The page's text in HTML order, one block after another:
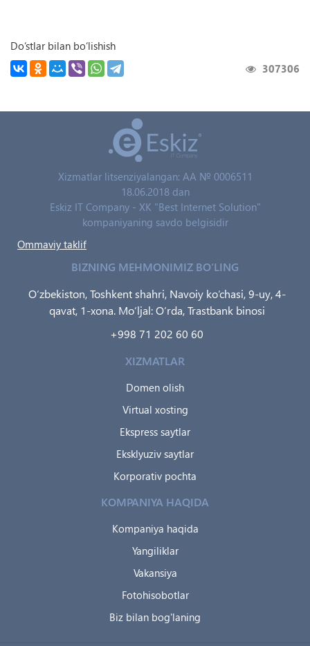
Do‘stlar bilan bo‘lishish
307306
Xizmatlar litsenziyalangan: AA № 0006511
18.06.2018 dan
Eskiz IT Company - XK "Best Internet Solution"
kompaniyaning savdo belgisidir
Ommaviy taklif
BIZNING MEHMONIMIZ BO‘LING
O‘zbekiston, Toshkent shahri, Navoiy ko‘chasi, 9-uy, 4-
qavat, 1-xona. Mo‘ljal: O‘rda, Trastbank binosi
+998 71 202 60 60
XIZMATLAR
Domen olish
Virtual xosting
Ekspress saytlar
Eksklyuziv saytlar
Korporativ pochta
KOMPANIYA HAQIDA
Kompaniya haqida
Yangiliklar
Vakansiya
Fotohisobotlar
Biz bilan bog'laning